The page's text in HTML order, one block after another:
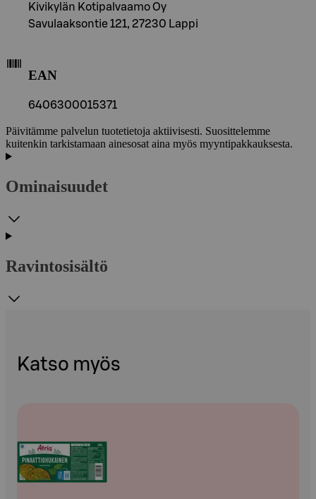
Kivikylän Kotipalvaamo Oy
Savulaaksontie 121, 27230 Lappi
EAN
6406300015371
Päivitämme palvelun tuotetietoja aktiivisesti. Suosittelemme
kuitenkin tarkistamaan ainesosat aina myös myyntipakkauksesta.
Ominaisuudet
Ravintosisältö
Katso myös